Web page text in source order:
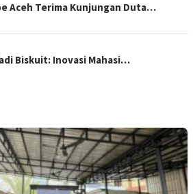
Aceh Terima Kunjungan Duta…
Biskuit: Inovasi Mahasi…